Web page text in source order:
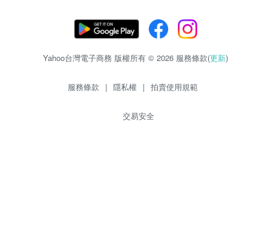
Yahoo台灣電子商務 版權所有 © 2026 服務條款(更新)
服務條款 | 隱私權 | 拍賣使用規範
交易安全